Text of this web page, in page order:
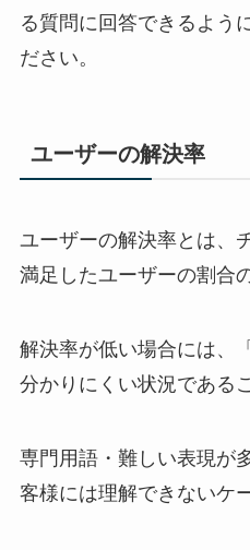
る質問に回答できるよう
ださい。
ユーザーの解決率
ユーザーの解決率とは、
満足したユーザーの割合
解決率が低い場合には、
分かりにくい状況である
専門用語・難しい表現が
客様には理解できないケ